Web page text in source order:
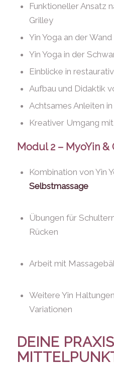
Funktioneller Ansatz
Grilley
Yin Yoga an der Wand
Yin Yoga in der
Einblicke in
Aufbau und Didaktik
Achtsames Anleiten
Kreativer Umgang
Modul 2 – MyoYin &
Kombination von Yin
Selbstmassage
Übungen für
Rücken
Arbeit mit
Weitere Yin
Variationen
DEINE